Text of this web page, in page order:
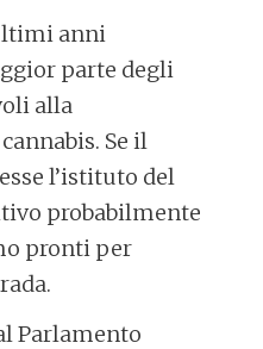
anni
parte degli
alla
Se il
l’istituto del
probabilmente
pronti per
Parlamento